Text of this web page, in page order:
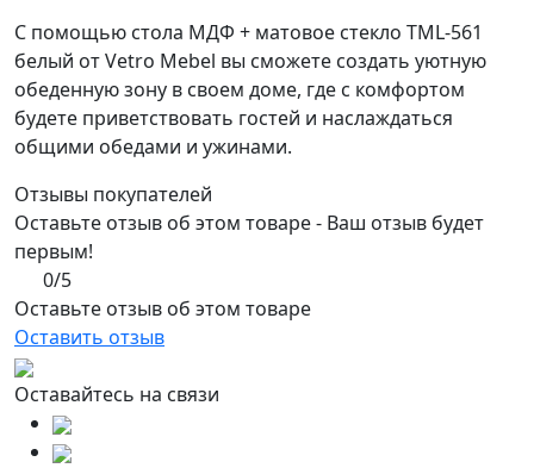
С помощью стола МДФ + матовое стекло TML-561
белый от Vetro Mebel вы сможете создать уютную
обеденную зону в своем доме, где с комфортом
будете приветствовать гостей и наслаждаться
общими обедами и ужинами.
Отзывы покупателей
Оставьте отзыв об этом товаре - Ваш отзыв будет
первым!
0/5
Оставьте отзыв об этом товаре
Оставить отзыв
Оставайтесь на связи